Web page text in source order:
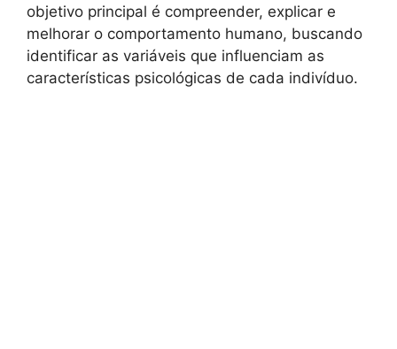
objetivo principal é compreender, explicar e
melhorar o comportamento humano, buscando
identificar as variáveis que influenciam as
características psicológicas de cada indivíduo.